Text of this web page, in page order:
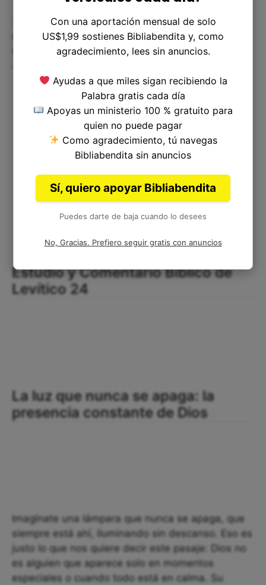
Entonces habló Moisés a los hijos de Israel, y
ellos sacaron del campamento al blasfemo y lo
apedrearon. Los hijos de Israel hicieron según
Capítulo Anterior|Capítulo Siguiente
Estudio y Comentario Bíblico de
Levítico 24
La luz que nunca se apaga: la
presencia constante de Dios
Imagínate una lámpara que nunca se apaga, que
siempre está ahí, iluminando sin descanso. Eso es
justo lo que nos quiere decir este pasaje: Dios no
es alguien que aparece solo en momentos
especiales o cuando todo está en calma. Su
Con una aportación mensual de solo
US$1,99 sostienes Bibliabendita y, como
agradecimiento, lees sin anuncios.
Ayudas a que miles sigan recibiendo la
Palabra gratis cada día
Apoyas un ministerio 100 % gratuito para
quien no puede pagar
Como agradecimiento, tú navegas
Bibliabendita sin anuncios
Sí, quiero apoyar Bibliabendita
Puedes darte de baja cuando lo desees
No, Gracias. Prefiero seguir gratis con anuncios